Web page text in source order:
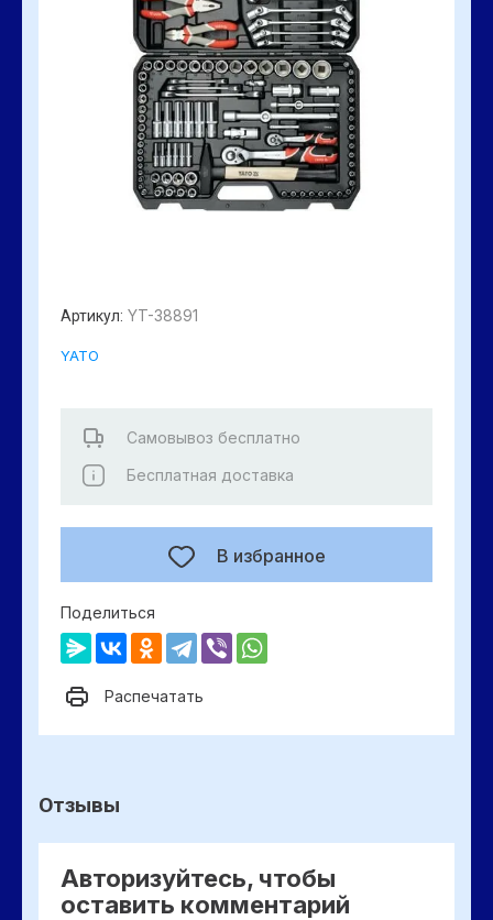
Артикул: YT-38891
YATO
В избранное
Самовывоз бесплатно
Бесплатная доставка
Поделиться
Распечатать
Отзывы
Авторизуйтесь, чтобы
оставить комментарий